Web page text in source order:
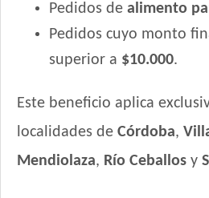
Pedidos de alimento
Pedidos cuyo monto
superior a $10.000.
Este beneficio aplica
localidades de Córdoba,
Mendiolaza, Río Ceballos y